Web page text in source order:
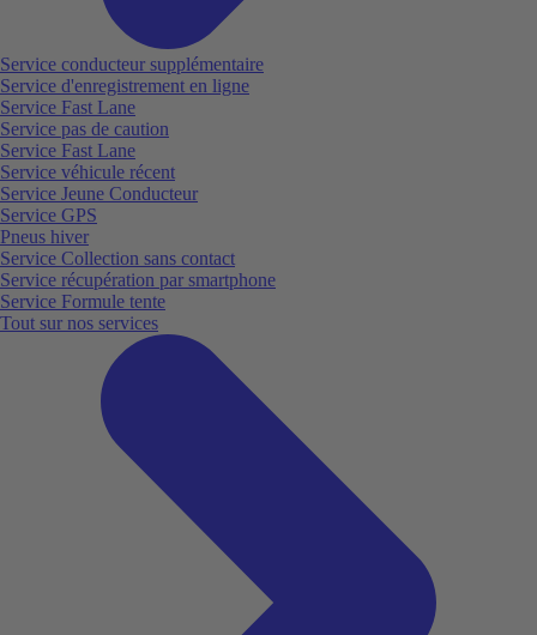
Service conducteur supplémentaire
Service d'enregistrement en ligne
Service Fast Lane
Service pas de caution
Service Fast Lane
Service véhicule récent
Service Jeune Conducteur
Service GPS
Pneus hiver
Service Collection sans contact
Service récupération par smartphone
Service Formule tente
Tout sur nos services